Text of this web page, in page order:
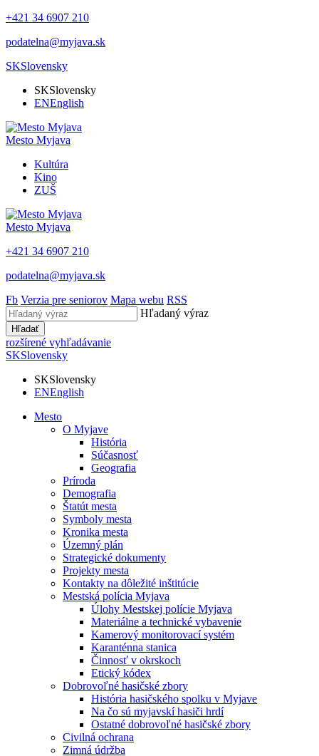
+421 34 6907 210
podatelna@myjava.sk
SKSlovensky
SKSlovensky
ENEnglish
Mesto Myjava
Kultúra
Kino
ZUŠ
Mesto Myjava
+421 34 6907 210
podatelna@myjava.sk
Fb Verzia pre seniorov Mapa webu RSS
Hľadaný výraz
Hľadať
rozšírené vyhľadávanie
SKSlovensky
SKSlovensky
ENEnglish
Mesto
O Myjave
História
Súčasnosť
Geografia
Príroda
Demografia
Štatút mesta
Symboly mesta
Kronika mesta
Územný plán
Strategické dokumenty
Projekty mesta
Kontakty na dôležité inštitúcie
Mestská polícia Myjava
Úlohy Mestskej polície Myjava
Materiálne a technické vybavenie
Kamerový monitorovací systém
Karanténna stanica
Činnosť v okrskoch
Etický kódex
Dobrovoľné hasičské zbory
História hasičského spolku v Myjave
Na čo sú myjavskí hasiči hrdí
Ostatné dobrovoľné hasičské zbory
Civilná ochrana
Zimná údržba